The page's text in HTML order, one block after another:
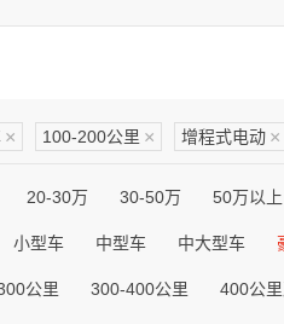
× 100-200公里 × 增程式电动 ×
20-30万 30-50万 50万以上
小型车 中型车 中大型车
公里 300-400公里 400公